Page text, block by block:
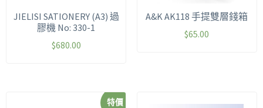
JIELISI SATIONERY (A3) 過
膠機 No: 330-1
$680.00
A&K AK118 手提雙層錢箱
$65.00
特價